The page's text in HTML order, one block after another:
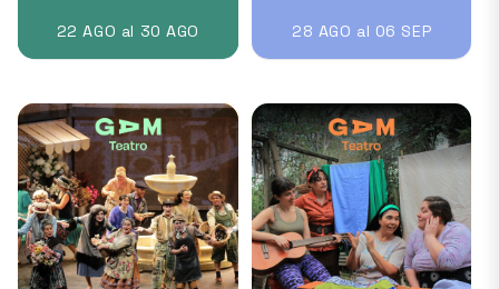
22 AGO al 30 AGO
28 AGO al 06 SEP